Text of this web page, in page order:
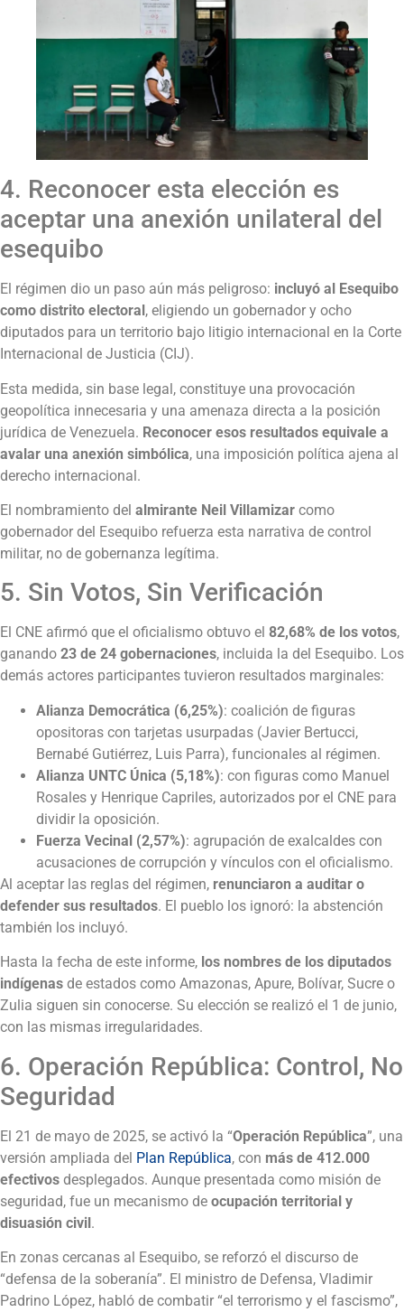
4. Reconocer esta elección es
aceptar una anexión unilateral del
esequibo
El régimen dio un paso aún más peligroso: incluyó al Esequibo
como distrito electoral , eligiendo un gobernador y ocho
diputados para un territorio bajo litigio internacional en la Corte
Internacional de Justicia (CIJ).
Esta medida, sin base legal, constituye una provocación
geopolítica innecesaria y una amenaza directa a la posición
jurídica de Venezuela. Reconocer esos resultados equivale a
avalar una anexión simbólica, una imposición política ajena al
derecho internacional.
El nombramiento del almirante Neil Villamizar como
gobernador del Esequibo refuerza esta narrativa de control
militar, no de gobernanza legítima.
5. Sin Votos, Sin Verificación
El CNE afirmó que el oficialismo obtuvo el 82,68% de los votos,
ganando 23 de 24 gobernaciones, incluida la del Esequibo. Los
demás actores participantes tuvieron resultados marginales:
Alianza Democrática (6,25%): coalición de figuras
opositoras con tarjetas usurpadas (Javier Bertucci,
Bernabé Gutiérrez, Luis Parra), funcionales al régimen.
Alianza UNTC Única (5,18%): con figuras como Manuel
Rosales y Henrique Capriles, autorizados por el CNE para
dividir la oposición.
Fuerza Vecinal (2,57%): agrupación de exalcaldes con
acusaciones de corrupción y vínculos con el oficialismo.
Al aceptar las reglas del régimen, renunciaron a auditar o
defender sus resultados. El pueblo los ignoró: la abstención
también los incluyó.
Hasta la fecha de este informe, los nombres de los diputados
indígenas de estados como Amazonas, Apure, Bolívar, Sucre o
Zulia siguen sin conocerse. Su elección se realizó el 1 de junio,
con las mismas irregularidades.
6. Operación República: Control, No
Seguridad
El 21 de mayo de 2025, se activó la “Operación República”, una
versión ampliada del Plan República, con más de 412.000
efectivos desplegados. Aunque presentada como misión de
seguridad, fue un mecanismo de ocupación territorial y
disuasión civil.
En zonas cercanas al Esequibo, se reforzó el discurso de
“defensa de la soberanía”. El ministro de Defensa, Vladimir
Padrino López, habló de combatir “el terrorismo y el fascismo”,